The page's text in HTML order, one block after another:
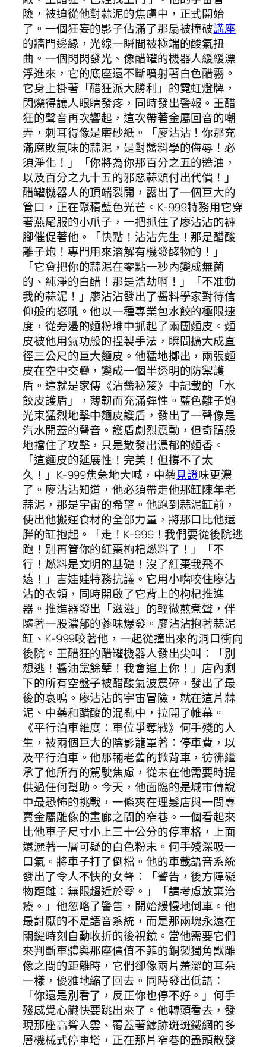
險，被迫從他對蒜泥的焦慮中，正式開始
了。一個狂妄的影子佔滿了那扇被撞破講座
的牆門邊緣，光線一瞬間被極端的酸氣扭
曲。一個閃閃發光、像醋罐的機器人緩緩漂
浮進來，它的底座還不斷噴射著白色醋霧。
它身上掛著「醋狂派大勝利」的霓虹燈牌，
閃爍得讓人眼睛發疼，同時發出警報。王醋
狂的聲音再次響起，這次帶著金屬回音的嘲
弄，刺耳得像是磨砂紙。「廖沾沾！你那充
滿腐敗氣味的蒜泥，是對醬料學的侮辱！必
須淨化！」「你將為你那百分之五的醬油，
以及百分之九十五的邪惡蒜頭付出代價！」
醋罐機器人的頂端裂開，露出了一個巨大的
管口，正在聚積藍色光芒。K-999特務用它穿
著燕尾服的小爪子，一把抓住了廖沾沾的褲
腳催促著他。「快點！沾沾先生！那是醋酸
離子炮！專門用來溶解有機發酵物的！」
「它會把你的蒜泥在零點一秒內變成無菌
的、純淨的白醋！那是浩劫啊！」「不准動
我的蒜泥！」廖沾沾發出了醬料學家對待信
仰般的怒吼。他以一種專業包水餃的極限速
度，從旁邊的麵粉堆中抓起了兩團麵皮。麵
皮被他用氣功般的捏製手法，瞬間擴大成直
徑三公尺的巨大麵皮。他猛地擲出，兩張麵
皮在空中交疊，變成一個半透明的防禦護
盾。這就是家傳《沾醬秘笈》中記載的「水
餃皮護盾」，薄韌而充滿彈性。藍色離子炮
光束猛烈地擊中麵皮護盾，發出了一聲像是
汽水開蓋的聲音。護盾劇烈震動，但奇蹟般
地擋住了攻擊，只是散發出濃郁的麵香。
「這麵皮的延展性！完美！但撐不了太
久！」K-999焦急地大喊，中藥見證味更濃
了。廖沾沾知道，他必須帶走他那缸陳年老
蒜泥，那是宇宙的希望。他跑到蒜泥缸前，
使出他搬運食材的全部力量，將那口比他還
胖的缸抱起。「走！K-999！我們要從後院逃
跑！別再管你的紅棗枸杞燃料了！」「不
行！燃料是文明的基礎！沒了紅棗我飛不
遠！」吉娃娃特務抗議。它用小嘴咬住廖沾
沾的衣領，同時開啟了它背上的枸杞推進
器。推進器發出「滋滋」的輕微煎煮聲，伴
隨著一股濃郁的蔘味爆發。廖沾沾抱著蒜泥
缸、K-999咬著他，一起從撞出來的洞口衝向
後院。王醋狂的醋罐機器人發出尖叫：「別
想逃！醬油黨餘孽！我會追上你！」店內剩
下的所有空盤子被醋酸氣波震碎，發出了最
後的哀鳴。廖沾沾的宇宙冒險，就在這片蒜
泥、中藥和醋酸的混亂中，拉開了帷幕。
《平行泊車維度：車位爭奪戰》何手殘的人
生，被兩個巨大的陰影籠罩著：停車費，以
及平行泊車。他那輛老舊的掀背車，彷彿繼
承了他所有的駕駛焦慮，從未在他需要時提
供過任何幫助。今天，他面臨的是城市傳說
中最恐怖的挑戰，一條夾在理髮店與一間專
賣金屬雕像的畫廊之間的窄巷。一個看起來
比他車子尺寸小上三十公分的停車格，上面
還灑著一層可疑的白色粉末。何手殘深吸一
口氣。將車子打了倒檔。他的車載語音系統
發出了令人不快的女聲：「警告，後方障礙
物距離：無限趨近於零。」「請考慮放棄治
療。」他忽略了警告，開始緩慢地倒車。他
最討厭的不是語音系統，而是那兩塊永遠在
關鍵時刻自動收折的後視鏡。當他需要它們
來判斷車體與那座價值不菲的銅製獨角獸雕
像之間的距離時，它們卻像兩片羞澀的耳朵
一樣，優雅地縮了回去。同時發出低語：
「你還是別看了，反正你也停不好。」何手
殘感覺心臟快要跳出來了。他轉頭看去，發
現那座高聳入雲、覆蓋著鏽跡斑斑鐵網的多
層機械式停車塔，正在那片窄巷的盡頭散發